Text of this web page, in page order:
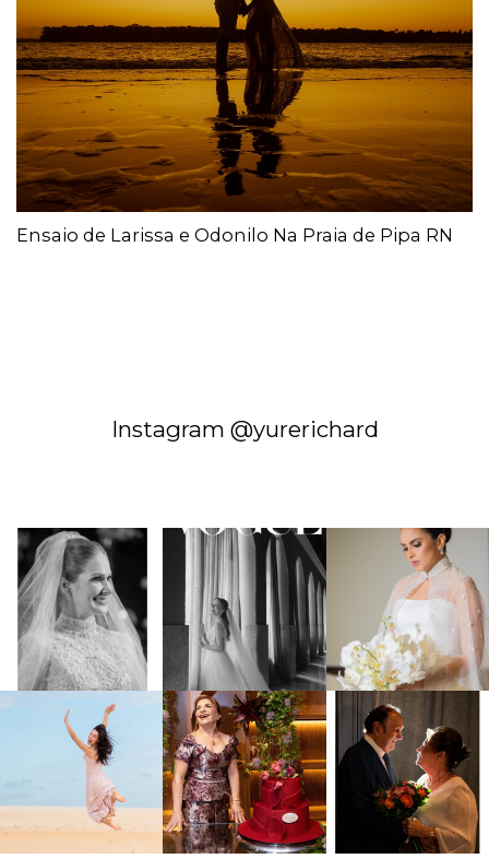
Ensaio de Larissa e Odonilo Na Praia de Pipa RN
Instagram @yurerichard